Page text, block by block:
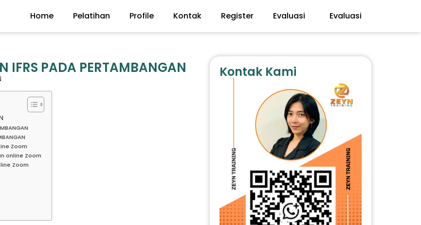
Home Pelatihan Profile Kontak Register Evaluasi Evaluasi
IFRS PADA PERTAMBANGAN
Zoom
online Zoom
Zoom
Kontak Kami